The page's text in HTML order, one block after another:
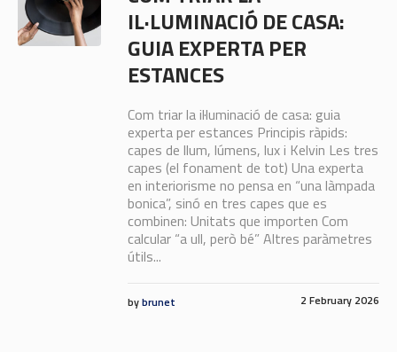
IL·LUMINACIÓ DE CASA:
GUIA EXPERTA PER
ESTANCES
Com triar la il·luminació de casa: guia
experta per estances Principis ràpids:
capes de llum, lúmens, lux i Kelvin Les tres
capes (el fonament de tot) Una experta
en interiorisme no pensa en “una làmpada
bonica”, sinó en tres capes que es
combinen: Unitats que importen Com
calcular “a ull, però bé” Altres paràmetres
útils...
2 February 2026
bybrunet